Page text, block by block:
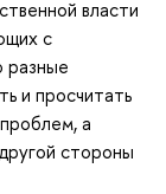
власти
с
разные
и просчитать
а
стороны